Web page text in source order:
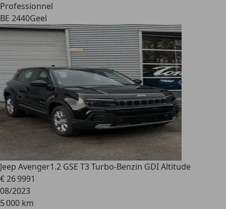
Professionnel
BE 2440Geel
Jeep Avenger1.2 GSE T3 Turbo-Benzin GDI Altitude
€ 26 9991
08/2023
5 000 km